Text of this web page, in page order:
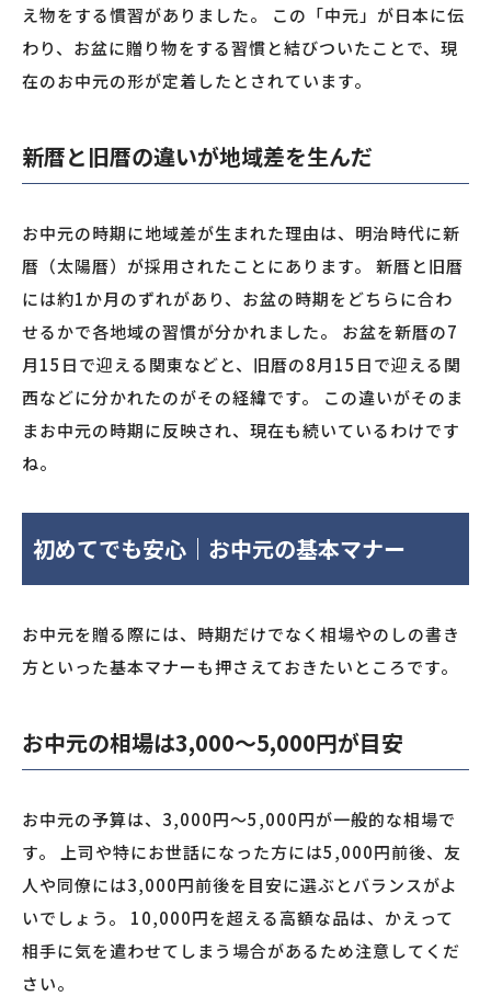
え物をする慣習がありました。 この「中元」が日本に伝
わり、お盆に贈り物をする習慣と結びついたことで、現
在のお中元の形が定着したとされています。
新暦と旧暦の違いが地域差を生んだ
お中元の時期に地域差が生まれた理由は、明治時代に新
暦（太陽暦）が採用されたことにあります。 新暦と旧暦
には約1か月のずれがあり、お盆の時期をどちらに合わ
せるかで各地域の習慣が分かれました。 お盆を新暦の7
月15日で迎える関東などと、旧暦の8月15日で迎える関
西などに分かれたのがその経緯です。 この違いがそのま
まお中元の時期に反映され、現在も続いているわけです
ね。
初めてでも安心｜お中元の基本マナー
お中元を贈る際には、時期だけでなく相場やのしの書き
方といった基本マナーも押さえておきたいところです。
お中元の相場は3,000〜5,000円が目安
お中元の予算は、3,000円〜5,000円が一般的な相場で
す。 上司や特にお世話になった方には5,000円前後、友
人や同僚には3,000円前後を目安に選ぶとバランスがよ
いでしょう。 10,000円を超える高額な品は、かえって
相手に気を遣わせてしまう場合があるため注意してくだ
さい。